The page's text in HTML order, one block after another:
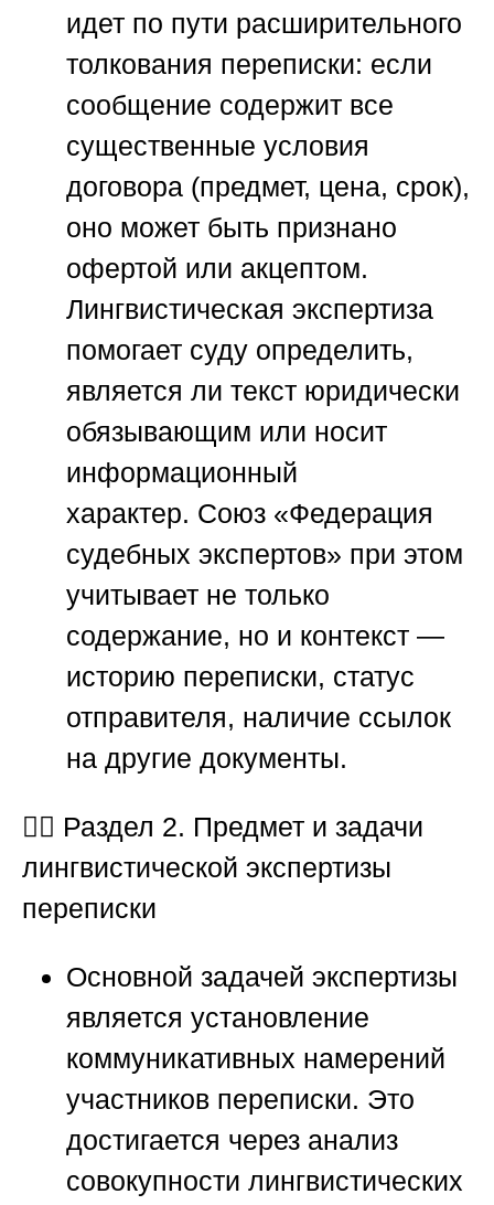
идет по пути расширительного
толкования переписки: если
сообщение содержит все
существенные условия
договора (предмет, цена, срок),
оно может быть признано
офертой или акцептом.
Лингвистическая экспертиза
помогает суду определить,
является ли текст юридически
обязывающим или носит
информационный
характер. Союз «Федерация
судебных экспертов» при этом
учитывает не только
содержание, но и контекст —
историю переписки, статус
отправителя, наличие ссылок
на другие документы.
🕵️‍♂️ Раздел 2. Предмет и задачи
лингвистической экспертизы
переписки
Основной задачей экспертизы
является установление
коммуникативных намерений
участников переписки. Это
достигается через анализ
совокупности лингвистических